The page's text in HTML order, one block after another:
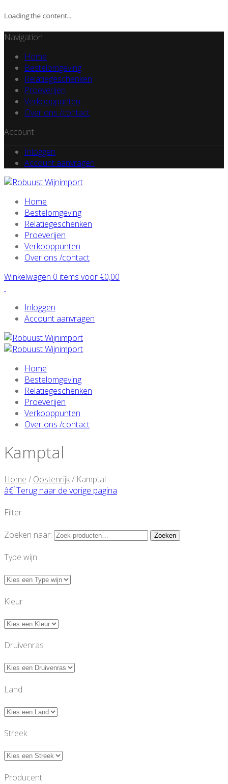
Loading the content...
Navigation
Home
Bestelomgeving
Relatiegeschenken
Proeverijen
Verkooppunten
Over ons /contact
Account
Inloggen
Account aanvragen
Home
Bestelomgeving
Relatiegeschenken
Proeverijen
Verkooppunten
Over ons /contact
Winkelwagen 0 items voor€0,00
Inloggen
Account aanvragen
Home
Bestelomgeving
Relatiegeschenken
Proeverijen
Verkooppunten
Over ons /contact
Kamptal
Home / Oostenrijk/ Kamptal
â€¹Terug naar de vorige pagina
Filter
Zoeken naar:
Zoeken
Type wijn
Kleur
Druivenras
Land
Streek
Producent